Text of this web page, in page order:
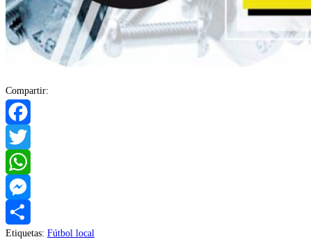
Compartir:
Facebook
Twitter
WhatsApp
Messenger
Compartir
Etiquetas: Fútbol local